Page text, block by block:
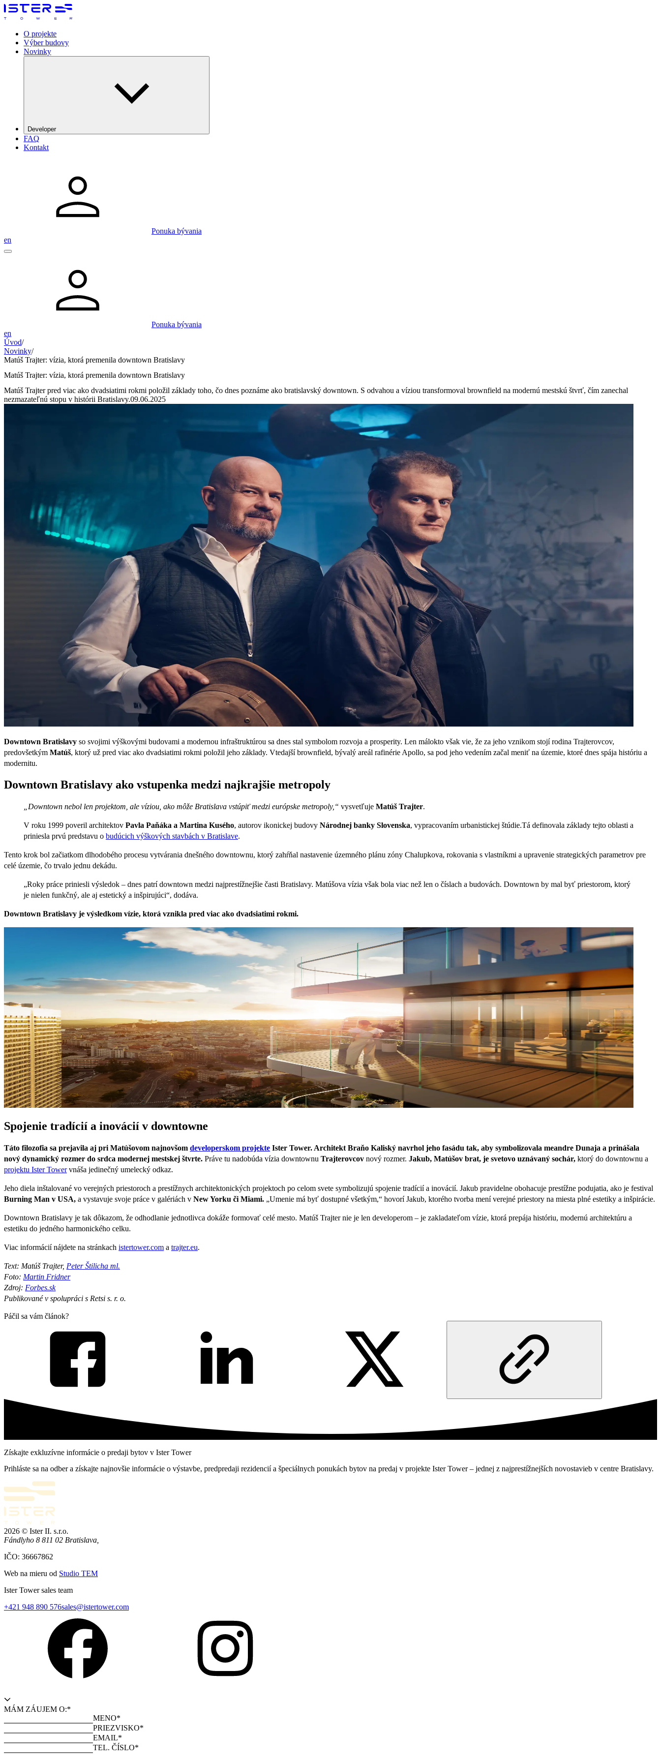
O projekte
Výber budovy
Novinky
Developer
DRFG
FAQ
Kontakt
Ponuka bývania
en
Ponuka bývania
en
Úvod/
Novinky/
Matúš Trajter: vízia, ktorá premenila downtown Bratislavy
Matúš Trajter: vízia, ktorá premenila downtown Bratislavy
Matúš Trajter pred viac ako dvadsiatimi rokmi položil základy toho, čo dnes poznáme ako bratislavský downtown. S odvahou a víziou transformoval brownfield na modernú mestskú štvrť, čím zanechal
nezmazateľnú stopu v histórii Bratislavy.09.06.2025
Downtown Bratislavy so svojimi výškovými budovami a modernou infraštruktúrou sa dnes stal symbolom rozvoja a prosperity. Len málokto však vie, že za jeho vznikom stojí rodina Trajterovcov,
predovšetkým Matúš, ktorý už pred viac ako dvadsiatimi rokmi položil jeho základy. Vtedajší brownfield, bývalý areál rafinérie Apollo, sa pod jeho vedením začal meniť na územie, ktoré dnes spája históriu a
modernitu.
Downtown Bratislavy ako vstupenka medzi najkrajšie metropoly
„Downtown nebol len projektom, ale víziou, ako môže Bratislava vstúpiť medzi európske metropoly,“ vysvetľuje Matúš Trajter.
V roku 1999 poveril architektov Pavla Paňáka a Martina Kusého, autorov ikonickej budovy Národnej banky Slovenska, vypracovaním urbanistickej štúdie.Tá definovala základy tejto oblasti a
priniesla prvú predstavu o budúcich výškových stavbách v Bratislave.
Tento krok bol začiatkom dlhodobého procesu vytvárania dnešného downtownu, ktorý zahŕňal nastavenie územného plánu zóny Chalupkova, rokovania s vlastníkmi a upravenie strategických parametrov pre
celé územie, čo trvalo jednu dekádu.
„Roky práce priniesli výsledok – dnes patrí downtown medzi najprestížnejšie časti Bratislavy. Matúšova vízia však bola viac než len o číslach a budovách. Downtown by mal byť priestorom, ktorý
je nielen funkčný, ale aj estetický a inšpirujúci“, dodáva.
Downtown Bratislavy je výsledkom vízie, ktorá vznikla pred viac ako dvadsiatimi rokmi.
Spojenie tradícií a inovácií v downtowne
Táto filozofia sa prejavila aj pri Matúšovom najnovšom developerskom projekte Ister Tower. Architekt Braňo Kaliský navrhol jeho fasádu tak, aby symbolizovala meandre Dunaja a prinášala
nový dynamický rozmer do srdca modernej mestskej štvrte. Práve tu nadobúda vízia downtownu Trajterovcov nový rozmer. Jakub, Matúšov brat, je svetovo uznávaný sochár, ktorý do downtownu a
projektu Ister Towervnáša jedinečný umelecký odkaz.
Jeho diela inštalované vo verejných priestoroch a prestížnych architektonických projektoch po celom svete symbolizujú spojenie tradícií a inovácií. Jakub pravidelne obohacuje prestížne podujatia, ako je festival
Burning Man v USA, a vystavuje svoje práce v galériách v New Yorku či Miami. „Umenie má byť dostupné všetkým,“ hovorí Jakub, ktorého tvorba mení verejné priestory na miesta plné estetiky a inšpirácie.
Downtown Bratislavy je tak dôkazom, že odhodlanie jednotlivca dokáže formovať celé mesto. Matúš Trajter nie je len developerom – je zakladateľom vízie, ktorá prepája históriu, modernú architektúru a
estetiku do jedného harmonického celku.
Viac informácií nájdete na stránkach istertower.com a trajter.eu.
Text: Matúš Trajter, Peter Štilicha ml.
Foto: Martin Fridner
Zdroj: Forbes.sk
Publikované v spolupráci s Retsi s. r. o.
Páčil sa vám článok?
Získajte exkluzívne informácie o predaji bytov v Ister Tower
Prihláste sa na odber a získajte najnovšie informácie o výstavbe, predpredaji rezidencií a špeciálnych ponukách bytov na predaj v projekte Ister Tower – jednej z najprestížnejších novostavieb v centre Bratislavy.
2026 © Ister II. s.r.o.
Fándlyho 8 811 02 Bratislava,
IČO: 36667862
Web na mieru od Studio TEM
Ister Tower sales team
+421 948 890 576sales@istertower.com
MÁM ZÁUJEM O:*
MENO*
PRIEZVISKO*
EMAIL*
TEL. ČÍSLO*